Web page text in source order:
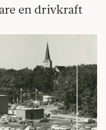
en drivkraft